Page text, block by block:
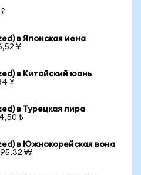
в Японская иена
¥
в Китайский юань
¥
в Турецкая лира
₺
в Южнокорейская вона
₩